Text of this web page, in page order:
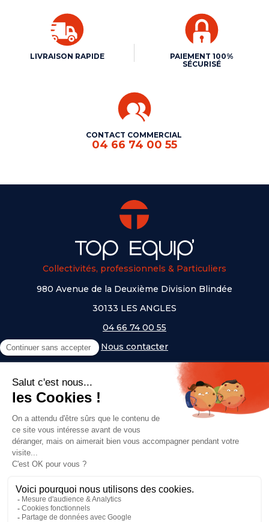
LIVRAISON RAPIDE
PAIEMENT 100%
SÉCURISÉ
CONTACT COMMERCIAL
04 66 74 00 55
Collectivités, professionnels & Particuliers
980 Avenue de la Deuxième Division Blindée
30133 LES ANGLES
04 66 74 00 55
Nous contacter
NOS UNIVERS
- Serem
- Lifetime
- Mottez
- JAD Groupe